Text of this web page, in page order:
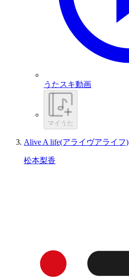
うたスキ動画
マイうた
Alive A life(アライヴアライフ)
松本梨香